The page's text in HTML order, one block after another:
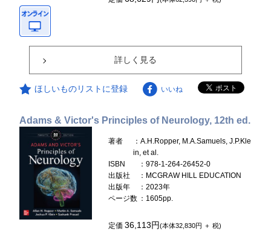
詳しく見る
ほしいものリストに登録 いいね
Adams & Victor's Principles of Neurology, 12th ed.
著者
：A.H.Ropper, M.A.Samuels, J.P.Kle
in, et al.
ISBN
：978-1-264-26452-0
出版社
：MCGRAW HILL EDUCATION
出版年
：2023年
ページ数 ：1605pp.
定価36,113円(本体32,830円 ＋ 税)